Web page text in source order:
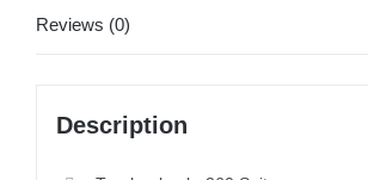
Reviews (0)
Description